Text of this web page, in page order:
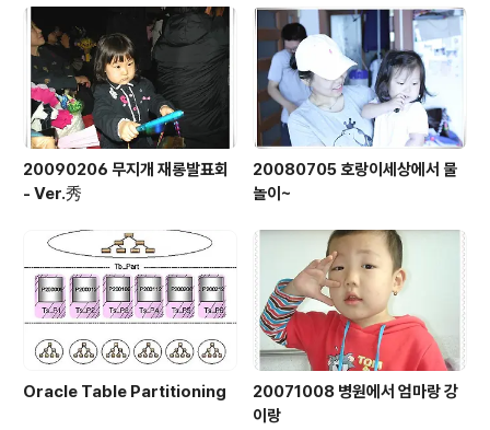
20090206 무지개 재롱발표회
- Ver.秀
20080705 호랑이세상에서 물
놀이~
Oracle Table Partitioning
20071008 병원에서 엄마랑 강
이랑